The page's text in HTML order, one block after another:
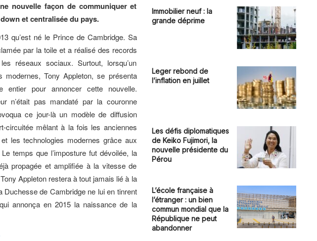
nouvelle façon de communiquer et
et centralisée du pays.
qu’est né le Prince de Cambridge. Sa
par la toile et a réalisé des records
réseaux sociaux. Surtout, lorsqu’un
modernes, Tony Appleton, se présenta
entier pour annoncer cette nouvelle.
n’était pas mandaté par la couronne
ce jour-là un modèle de diffusion
circuitée mêlant à la fois les anciennes
les technologies modernes grâce aux
temps que l’imposture fut dévoilée, la
propagée et amplifiée à la vitesse de
Appleton restera à tout jamais lié à la
Duchesse de Cambridge ne lui en tinrent
annonça en 2015 la naissance de la
Immobilier neuf : la
grande déprime
Leger rebond de
l’inflation en juillet
Les défis diplomatiques
de Keiko Fujimori, la
nouvelle présidente du
Pérou
L’école française à
l’étranger : un bien
commun mondial que la
République ne peut
abandonner